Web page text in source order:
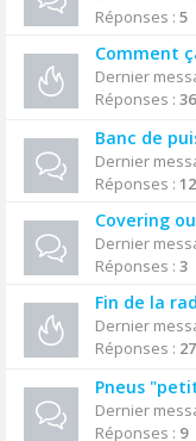
Réponses : 5
Comment
Dernier
Réponses : 36
Banc de
Dernier
Réponses : 12
Covering
Dernier
Réponses : 3
Fin de la
Dernier
Réponses : 27
Pneus
Dernier
Réponses : 9